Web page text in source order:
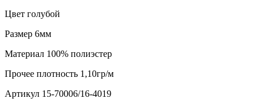
Цвет голубой
Размер 6мм
Материал 100% полиэстер
Прочее плотность 1,10гр/м
Артикул 15-70006/16-4019